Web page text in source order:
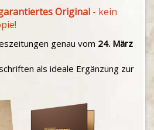
Original - kein
genau vom 24. März
als ideale Ergänzung zur